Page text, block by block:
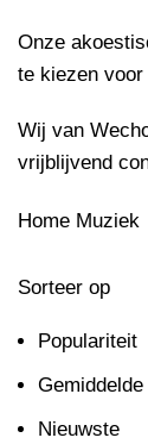
Onze
te kiezen
Wij van
vrijblijvend
Home Muziek
Sorteer op
Populariteit
Nieuwste